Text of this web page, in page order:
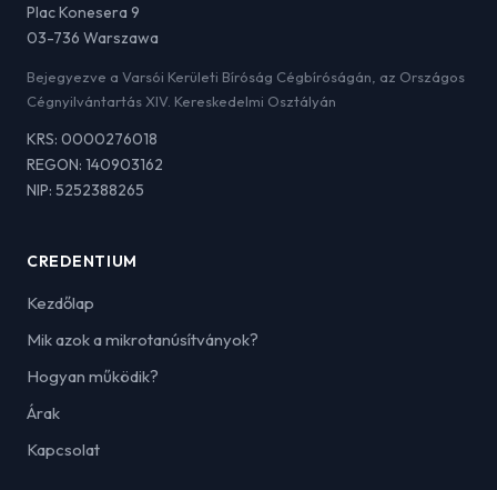
Plac Konesera 9
03-736 Warszawa
Bejegyezve a Varsói Kerületi Bíróság Cégbíróságán, az Országos
Cégnyilvántartás XIV. Kereskedelmi Osztályán
KRS: 0000276018
REGON: 140903162
NIP: 5252388265
CREDENTIUM
Kezdőlap
Mik azok a mikrotanúsítványok?
Hogyan működik?
Árak
Kapcsolat